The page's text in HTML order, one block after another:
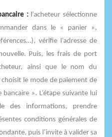
: l’acheteur sélectionne
dans le « panier »,
vérifie l’adresse de
Puis, les frais de port
ainsi que le nom du
le mode de paiement de
». L’étape suivante lui
des informations, prendre
conditions générales de
puis l’invite à valider sa